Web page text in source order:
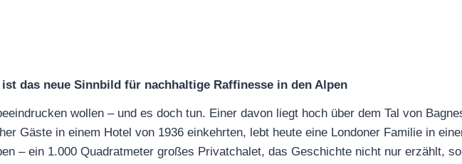
das neue Sinnbild für nachhaltige Raffinesse in den Alpen
wollen – und es doch tun. Einer davon liegt hoch über dem Tal von
Gäste in einem Hotel von 1936 einkehrten, lebt heute eine Londoner Familie in
– ein 1.000 Quadratmeter großes Privatchalet, das Geschichte nicht nur erzählt,